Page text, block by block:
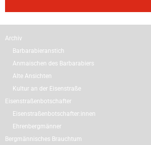
Archiv
Barbarabieranstich
Anmaischen des Barbarabiers
Alte Ansichten
Kultur an der Eisenstraße
Eisenstraßenbotschafter
Eisenstraßenbotschafter:innen
Ehrenbergmänner
Bergmännisches Brauchtum